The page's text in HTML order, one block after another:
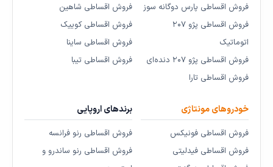
فروش اقساطی پارس دوگانه سوز
فروش اقساطی پژو ۲۰۷
اتوماتیک
فروش اقساطی پژو ۲۰۷ دنده‌ای
فروش اقساطی تارا
فروش اقساطی شاهین
فروش اقساطی کوییک
فروش اقساطی ساینا
فروش اقساطی تیبا
خودروهای مونتاژی
فروش اقساطی فونیکس
فروش اقساطی فیدلیتی
برندهای اروپایی
فروش اقساطی رنو فرانسه
فروش اقساطی رنو ساندرو و